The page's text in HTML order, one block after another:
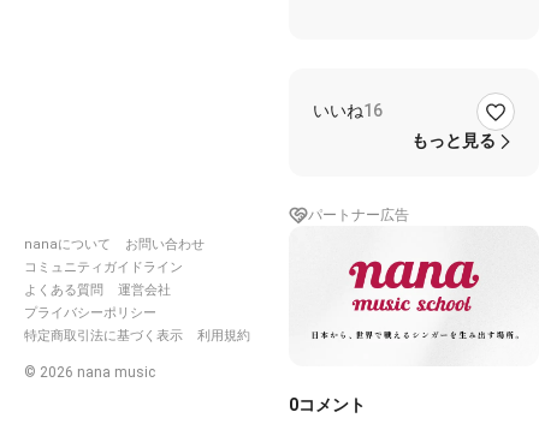
nanaについて
お問い合わせ
コミュニティガイドライン
よくある質問
運営会社
プライバシーポリシー
特定商取引法に基づく表示
利用規約
© 2026 nana music
いいね16
もっと見る
パートナー広告
0コメント